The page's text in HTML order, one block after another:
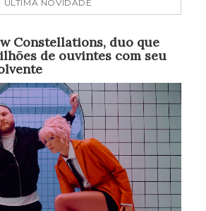
ÚLTIMA NOVIDADE
Constellations, duo que
de ouvintes com seu